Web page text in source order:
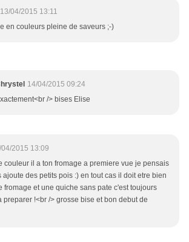
13/04/2015 13:11
en couleurs pleine de saveurs ;-)
14/04/2015 09:24
/> bises Elise
04/2015 13:09
couleur il a ton fromage a premiere vue je pensais
ajoute des petits pois :) en tout cas il doit etre bien
fromage et une quiche sans pate c'est toujours
preparer !<br /> grosse bise et bon debut de